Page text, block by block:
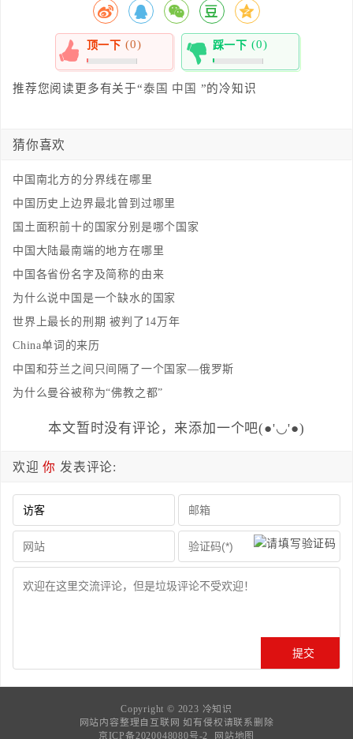
顶一下 (0)
0%
踩一下 (0)
0%
推荐您阅读更多有关于“泰国 中国 ”的冷知识
猜你喜欢
中国南北方的分界线在哪里
中国历史上边界最北曾到过哪里
国土面积前十的国家分别是哪个国家
中国大陆最南端的地方在哪里
中国各省份名字及简称的由来
为什么说中国是一个缺水的国家
世界上最长的刑期 被判了14万年
China单词的来历
中国和芬兰之间只间隔了一个国家—俄罗斯
为什么曼谷被称为“佛教之都”
本文暂时没有评论，来添加一个吧(●'◡'●)
欢迎你 发表评论:
Copyright © 2023 冷知识
网站内容整理自互联网 如有侵权请联系删除
京ICP备2020048080号-2
网站地图